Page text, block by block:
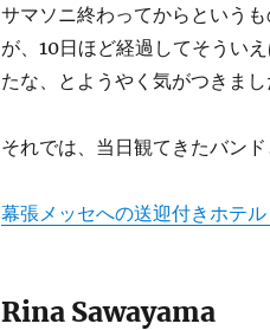
サマソニ終わってからという
が、10日ほど経過してそうい
たな、とようやく気がつきまし
それでは、当日観てきたバン
幕張メッセへの送迎付きホテ
Rina Sawayama